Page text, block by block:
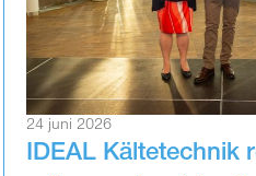
24 juni 2026
IDEAL Kältetechnik